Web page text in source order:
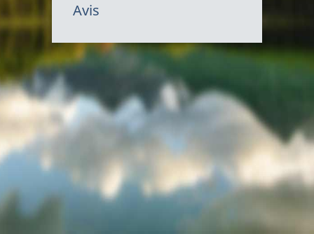
Avis
du